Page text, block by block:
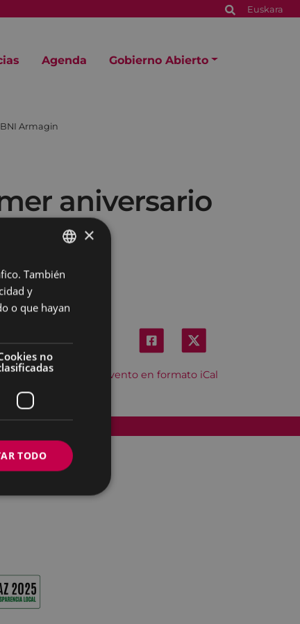
Euskara
Agenda Gobierno Abierto
Armagin
aniversario
Descargar el evento en formato iCal
BASQUE
×
También
y
o que hayan
no
TODO